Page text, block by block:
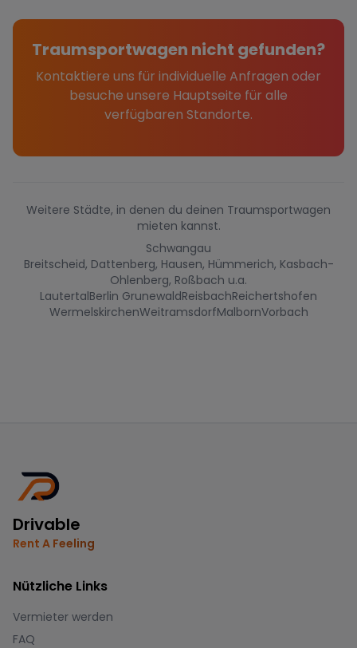
Traumsportwagen nicht gefunden?
Kontaktiere uns für individuelle Anfragen oder
besuche unsere Hauptseite für alle
verfügbaren Standorte.
Weitere Städte, in denen du deinen Traumsportwagen
mieten kannst.
Schwangau
Breitscheid, Dattenberg, Hausen, Hümmerich, Kasbach-
Ohlenberg, Roßbach u.a.
LautertalBerlin GrunewaldReisbachReichertshofen
WermelskirchenWeitramsdorfMalbornVorbach
Drivable
Rent A Feeling
Nützliche Links
Vermieter werden
FAQ